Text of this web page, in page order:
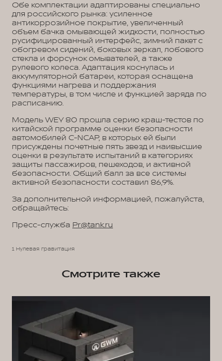
Обе комплектации адаптированы специально
для российского рынка: усиленное
антикоррозийное покрытие, увеличенный
объем бачка омывающей жидкости, полностью
русифицированный интерфейс, зимний пакет с
обогревом сидений, боковых зеркал, лобового
стекла и форсунок омывателей, а также
рулевого колеса. Адаптация коснулась и
аккумуляторной батареи, которая оснащена
функциями нагрева и поддержания
температуры, в том числе и функцией заряда по
расписанию.
Модель WEY 80 прошла серию краш-тестов по
китайской программе оценки безопасности
автомобилей С-NCAP, в которых ей были
присуждены почетные пять звезд и наивысшие
оценки в результате испытаний в категориях
защиты пассажиров, пешеходов, и активной
безопасности. Общий балл за все системы
активной безопасности составил 86,9%.
За дополнительной информацией, пожалуйста,
обращайтесь:
Пресс-служба Pr@tank.ru
1 Нулевая гравитация
Смотрите также